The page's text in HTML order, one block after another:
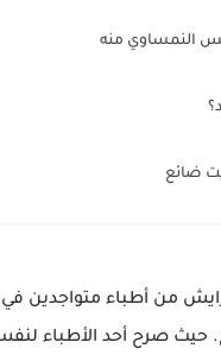
النمساوي منه
ضائع
من أطباء متواجدين في
حيث صرح أحد الأطباء